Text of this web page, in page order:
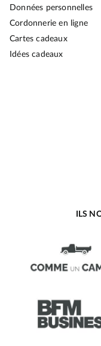
Données personnelles
Cordonnerie en ligne
Cartes cadeaux
Idées cadeaux
ILS